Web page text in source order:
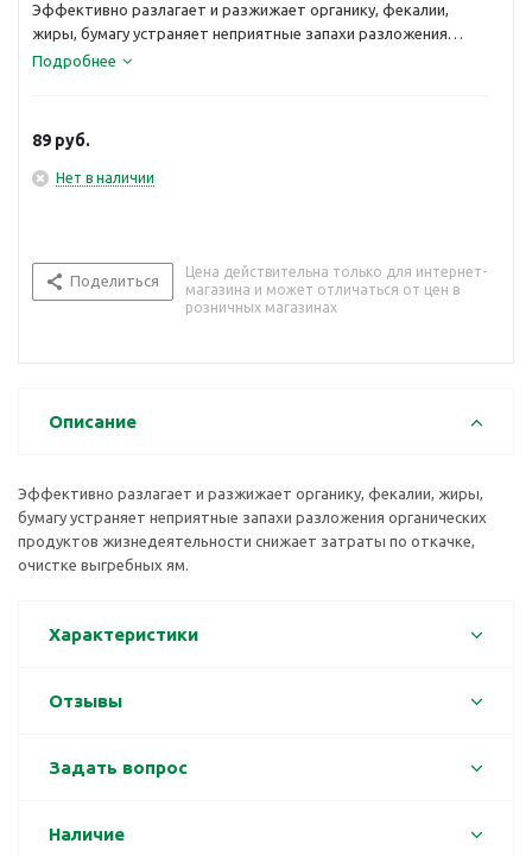
Эффективно разлагает и разжижает органику, фекалии,
жиры, бумагу устраняет неприятные запахи разложения
органических продуктов жизнедеятельности снижает
Подробнее
89 руб.
Нет в наличии
Поделиться
Цена действительна только для интернет-
магазина и может отличаться от цен в
розничных магазинах
Описание
Эффективно разлагает и разжижает органику, фекалии, жиры,
бумагу устраняет неприятные запахи разложения органических
продуктов жизнедеятельности снижает затраты по откачке,
очистке выгребных ям.
Характеристики
Отзывы
Задать вопрос
Наличие